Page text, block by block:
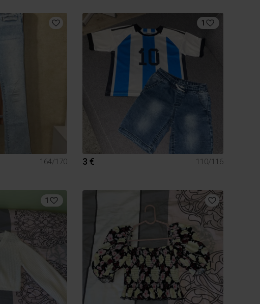
164/170
1
3 € 110/116
1